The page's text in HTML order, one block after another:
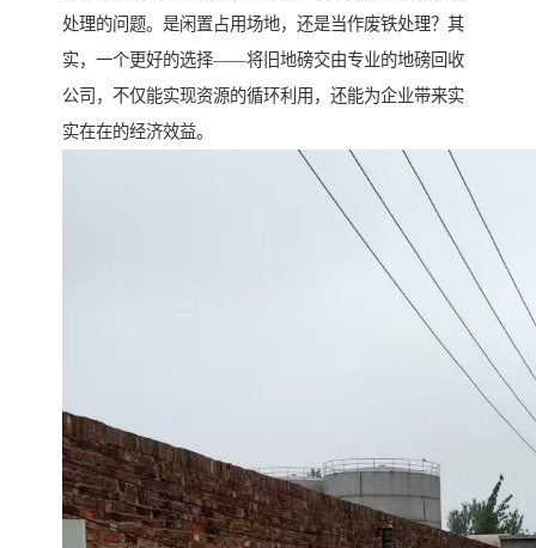
处理的问题。是闲置占用场地，还是当作废铁处理？其
实，一个更好的选择——将旧地磅交由专业的地磅回收
公司，不仅能实现资源的循环利用，还能为企业带来实
实在在的经济效益。